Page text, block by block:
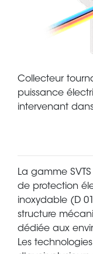
Collecteur
puissance
intervenant
La gamme
de protection
inoxydable (D
structure
dédiée aux
Les